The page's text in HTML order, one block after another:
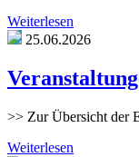
Weiterlesen
25.06.2026
>> Zur Übersicht der
Weiterlesen